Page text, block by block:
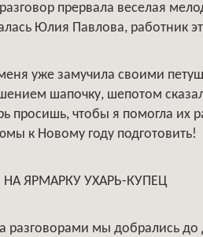
прервала веселая
Юлия Павлова, работник
уже замучила своими
шапочку, шепотом
просишь, чтобы я помогла их
к Новому году подготовить!
НА ЯРМАРКУ УХАРЬ-КУПЕЦ
разговорами мы добрались